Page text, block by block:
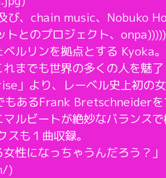
び、chain music、Nobuko
とのプロジェクト、
ルリンを拠点とする Kyoka
までも世界の多くの人を魅
より、レーベル史上初の
あるFrank Bretschneiderを
ルビートが絶妙なバランス
も１曲収録。
性になっちゃうんだろう？
)